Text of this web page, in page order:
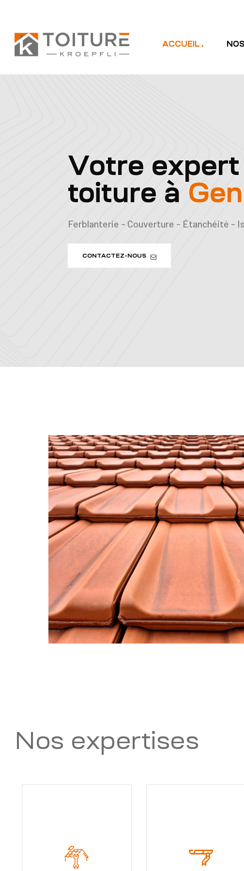
ACCUEIL
Votre expert
toiture à
Ferblanterie - Couverture - Étanchéité -
CONTACTEZ-NOUS
Nos expertises